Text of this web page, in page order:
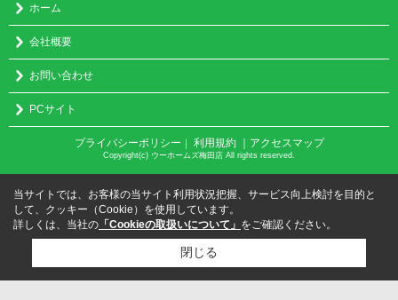
ホーム
会社概要
お問い合わせ
PCサイト
プライバシーポリシー ｜ 利用規約 ｜アクセスマップ
Copyright(c) ウーホームズ梅田店 All rights reserved.
当サイトでは、お客様の当サイト利用状況把握、サービス向上検討を目的と
して、クッキー（Cookie）を使用しています。
詳しくは、当社の 「Cookieの取扱いについて」 をご確認ください。
閉じる